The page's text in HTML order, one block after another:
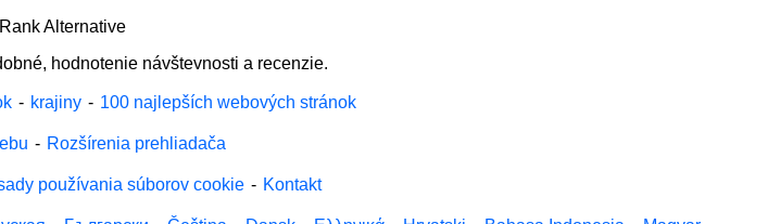
Alternative
hodnotenie návštevnosti a recenzie.
- krajiny - 100 najlepších webových stránok
- Rozšírenia prehliadača
používania súborov cookie - Kontakt